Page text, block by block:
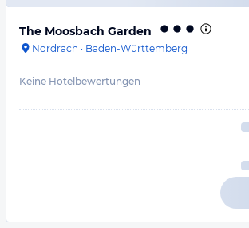
The Moosbach Garden
Nordrach · Baden-Württemberg
Keine Hotelbewertungen